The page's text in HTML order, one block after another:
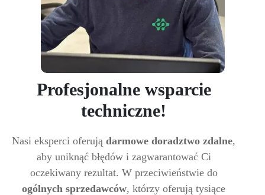
Profesjonalne wsparcie
techniczne!
Nasi eksperci oferują darmowe doradztwo zdalne,
aby uniknąć błędów i zagwarantować Ci
oczekiwany rezultat. W przeciwieństwie do
ogólnych sprzedawców, którzy oferują tysiące